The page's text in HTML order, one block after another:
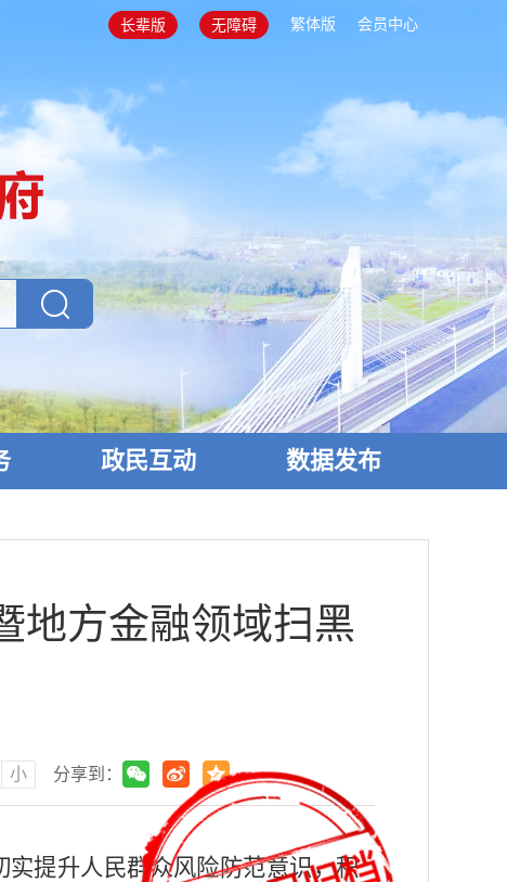
长辈版 无障碍 繁体版 会员中心
政民互动 数据发布
地方金融领域扫黑
小 分享到：
提升人民群众风险防范意识，积